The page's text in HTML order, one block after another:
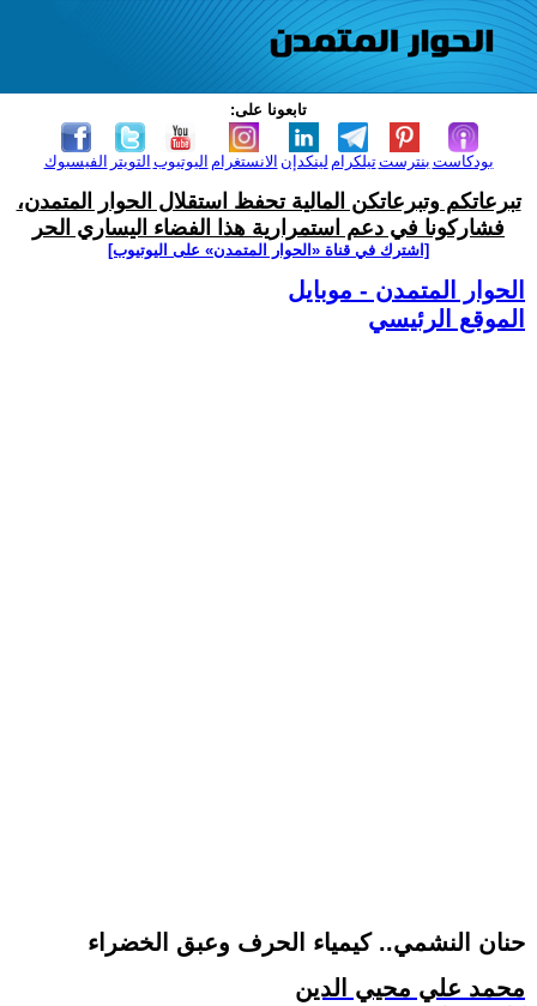
تابعونا على:
الفيسبوك التويتر اليوتيوب الانستغرام لينكدإن تيلكرامبنترست بودكاست
تبرعاتكم وتبرعاتكن المالية تحفظ استقلال الحوار المتمدن،
فشاركونا في دعم استمرارية هذا الفضاء اليساري الحر
[اشترك في قناة ‫«الحوار المتمدن» على اليوتيوب]
الحوار المتمدن - موبايل
الموقع الرئيسي
حنان النشمي.. كيمياء الحرف وعبق الخضراء
محمد علي محيي الدين